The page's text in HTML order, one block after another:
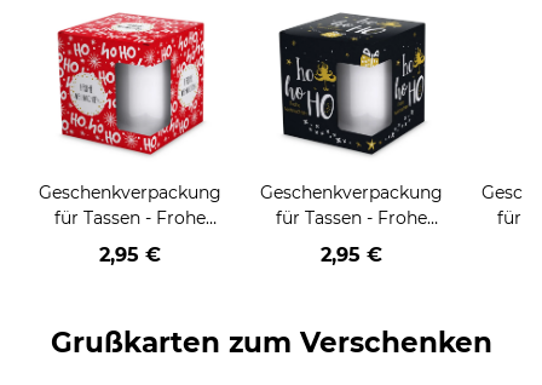
Geschenkverpackung
für Tassen - Frohe
Weihnachten - HO
HO HO - rot
2,95 €
Geschenkverpackung
für Tassen - Frohe
Weihnachten - HO
HO HO - schwarz
2,95 €
für
Grußkarten zum Verschenken